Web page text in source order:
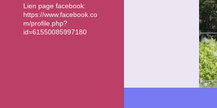
Lien page facebook:
https://www.facebook.co
m/profile.php?
id=61550085997180